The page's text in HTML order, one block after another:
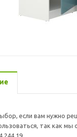
если вам нужно
так как